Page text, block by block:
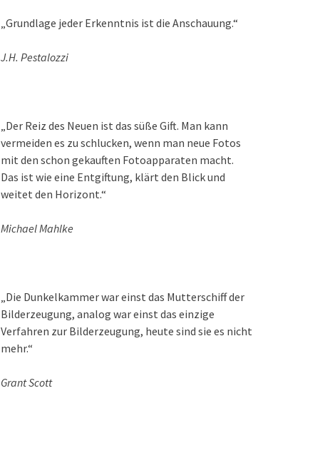
„Grundlage jeder Erkenntnis ist die Anschauung.“
J.H. Pestalozzi
„Der Reiz des Neuen ist das süße Gift. Man kann
vermeiden es zu schlucken, wenn man neue Fotos
mit den schon gekauften Fotoapparaten macht.
Das ist wie eine Entgiftung, klärt den Blick und
weitet den Horizont.“
Michael Mahlke
„Die Dunkelkammer war einst das Mutterschiff der
Bilderzeugung, analog war einst das einzige
Verfahren zur Bilderzeugung, heute sind sie es nicht
mehr.“
Grant Scott